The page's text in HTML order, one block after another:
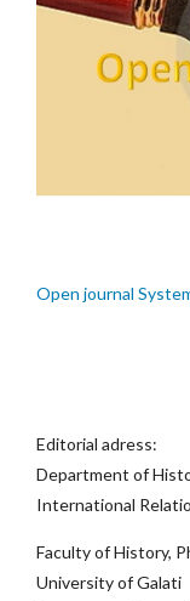
Open journal
Editorial adress:
Department of
International
Faculty of History,
University of Galati